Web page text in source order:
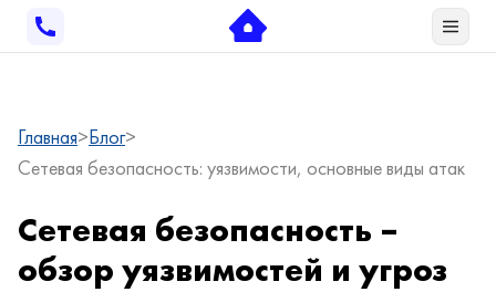
Главная Блог
Сетевая безопасность: уязвимости, основные виды атак
Сетевая безопасность –
обзор уязвимостей и угроз